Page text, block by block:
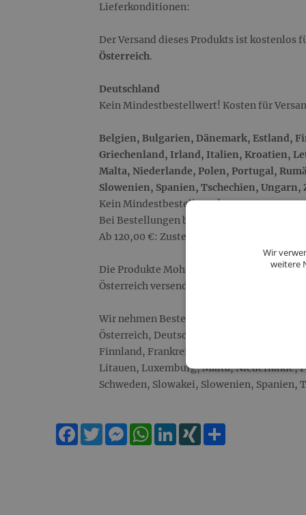
Lieferkonditionen:
Der Versand dieses Produkts ist kostenlos
Österreich.
Deutschland
Kein Mindestbestellwert! Kosten für
Belgien, Bulgarien, Dänemark, Estland,
Griechenland, Irland, Italien, Kroatien,
Malta, Niederlande, Polen, Portugal,
Slowenien, Spanien, Tschechien, Ungarn,
Kein Mindestbestellwert!
Bei Bestellungen bis 119,99 €: 22,00 €
Ab 120,00 €: Zustellung gratis!
Die Produkte Mohnzelten und
Österreich versendet werden!!!
Wir nehmen Bestellungen ausschließlich
Österreich, Deutschland, Belgien,
Finnland, Frankreich, Griechenland,
Litauen, Luxemburg, Malta, Niederlande,
Schweden, Slowakei, Slowenien, Spanien,
Facebook
TwitterMessengerWhatsApp
LinkedInXING
Wir
weitere